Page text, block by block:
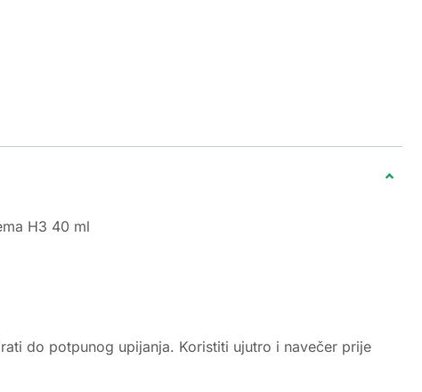
H3 40 ml
do potpunog upijanja. Koristiti ujutro i navečer prije